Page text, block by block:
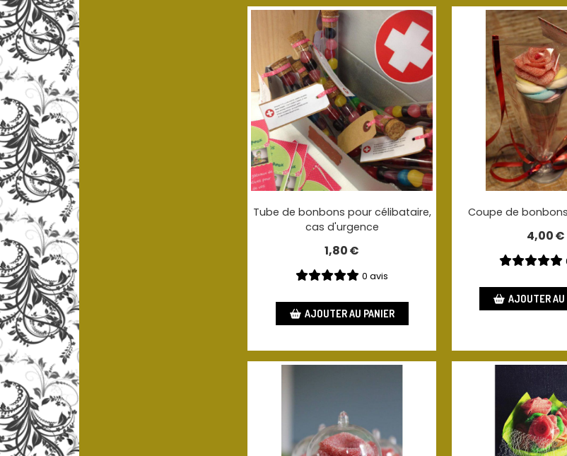
Tube de bonbons pour célibataire,
cas d'urgence
1,80€
0 avis
AJOUTER AU PANIER
Coupe de
4,00€
AJOUTER AU